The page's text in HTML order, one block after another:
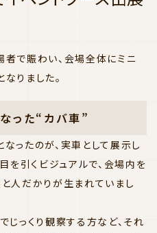
で賑わい、会場全体にミニ
りました。
った“カバ車”
ったのが、実車として展示し
を引くビジュアルで、会場内を
人だかりが生まれていまし
じっくり観察する方など、それ